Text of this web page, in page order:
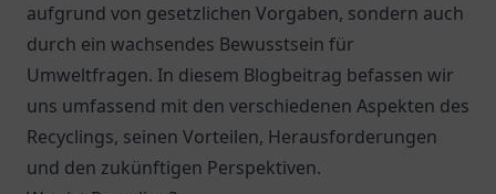
aufgrund von gesetzlichen Vorgaben, sondern auch
durch ein wachsendes Bewusstsein für
Umweltfragen. In diesem Blogbeitrag befassen wir
uns umfassend mit den verschiedenen Aspekten des
Recyclings, seinen Vorteilen, Herausforderungen
und den zukünftigen Perspektiven.